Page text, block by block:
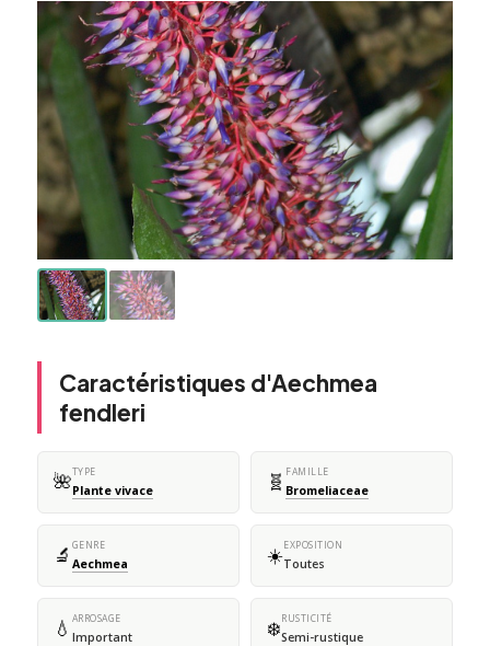
Caractéristiques d'Aechmea
fendleri
🌺TYPE
Plante vivace 🧬 FAMILLE
Bromeliaceae
🔬 GENRE
Aechmea ☀️EXPOSITION
Toutes
💧 ARROSAGE
Important ❄️RUSTICITÉ
Semi-rustique